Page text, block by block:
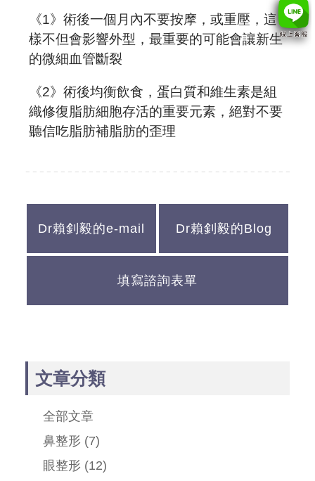
《1》術後一個月內不要按摩，或重壓，這
樣不但會影響外型，最重要的可能會讓新生
的微細血管斷裂
《2》術後均衡飲食，蛋白質和維生素是組
織修復脂肪細胞存活的重要元素，絕對不要
聽信吃脂肪補脂肪的歪理
Dr賴釗毅的e-mail Dr賴釗毅的Blog
填寫諮詢表單
文章分類
全部文章
鼻整形 (7)
眼整形 (12)